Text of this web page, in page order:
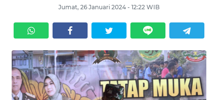
Jumat, 26 Januari 2024 - 12:22 WIB
SERBI
OPINI
Informasi
INDEKS